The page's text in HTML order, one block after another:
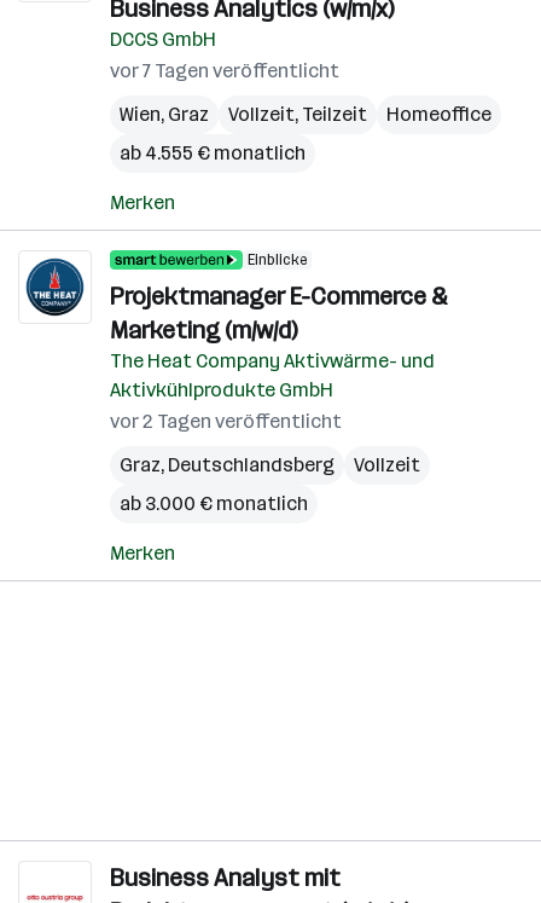
Business Analytics (w/m/x)
DCCS GmbH
vor 7 Tagen veröffentlicht
Wien, Graz Vollzeit, Teilzeit
Homeoffice
ab 4.555 € monatlich
Merken
Einblicke
Projektmanager E-Commerce &
Marketing (m/w/d)
The Heat Company Aktivwärme- und
Aktivkühlprodukte GmbH
vor 2 Tagen veröffentlicht
Graz, Deutschlandsberg
Vollzeit
ab 3.000 € monatlich
Merken
Business Analyst mit